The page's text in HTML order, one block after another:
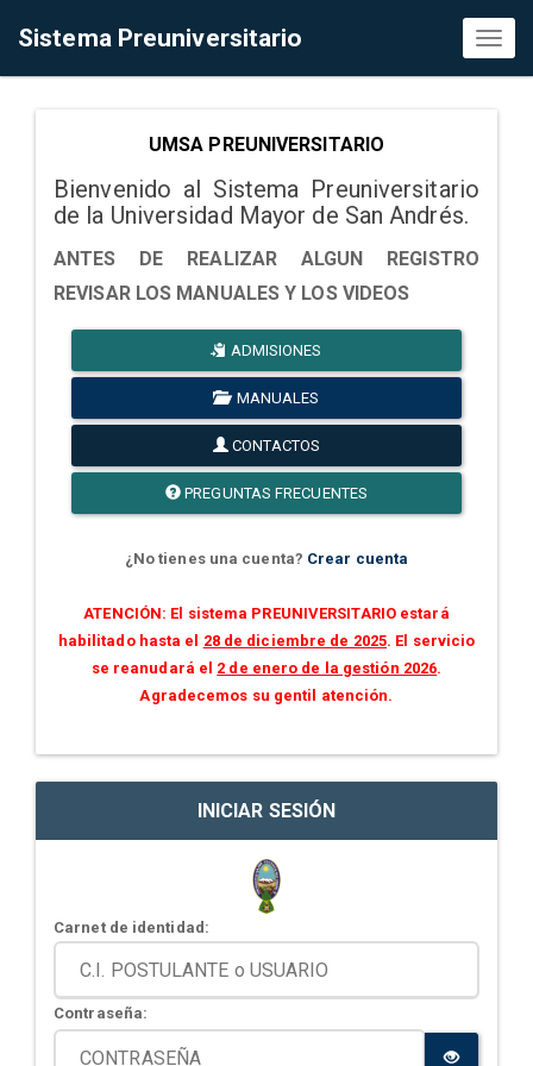
Sistema Preuniversitario
UMSA PREUNIVERSITARIO
Bienvenido al Sistema Preuniversitario
de la Universidad Mayor de San Andrés.
ANTES DE REALIZAR ALGUN REGISTRO
REVISAR LOS MANUALES Y LOS VIDEOS
ADMISIONES
MANUALES
CONTACTOS
PREGUNTAS FRECUENTES
¿No tienes una cuenta? Crear cuenta
ATENCIÓN: El sistema PREUNIVERSITARIO estará
habilitado hasta el 28 de diciembre de 2025. El servicio
se reanudará el 2 de enero de la gestión 2026.
Agradecemos su gentil atención.
INICIAR SESIÓN
Carnet de identidad:
Contraseña: